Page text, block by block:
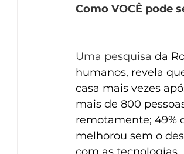
Como VOCÊ pode
Uma pesquisa da
humanos, revela
casa mais vezes
mais de 800
remotamente; 49%
melhorou sem o